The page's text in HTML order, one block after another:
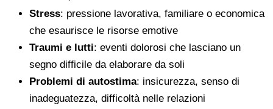
Stress: pressione lavorativa, familiare o economica
che esaurisce le risorse emotive
Traumi e lutti: eventi dolorosi che lasciano un
segno difficile da elaborare da soli
Problemi di autostima: insicurezza, senso di
inadeguatezza, difficoltà nelle relazioni